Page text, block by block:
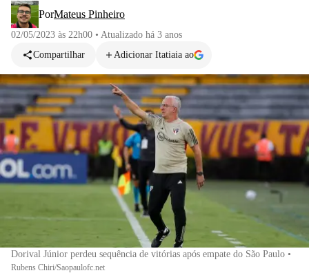
PorMateus Pinheiro
02/05/2023 às 22h00 • Atualizado há 3 anos
Compartilhar
Adicionar Itatiaia ao
Dorival Júnior perdeu sequência de vitórias após empate do São Paulo •
Rubens Chiri/Saopaulofc.net